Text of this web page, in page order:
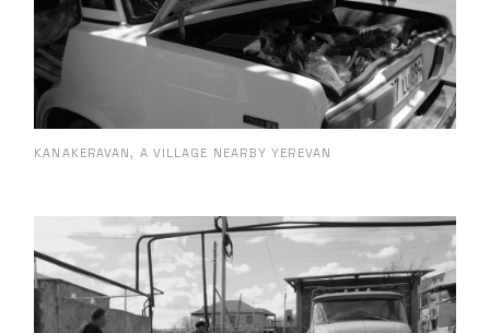
KANAKERAVAN, A VILLAGE NEARBY YEREVAN